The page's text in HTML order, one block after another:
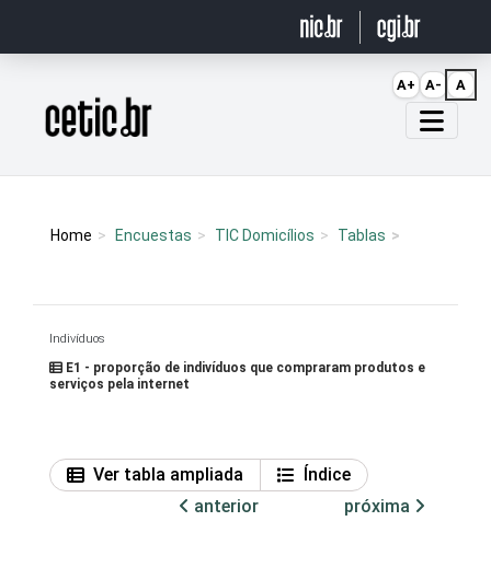
Página inicial
Home Encuestas TIC Domicílios Tablas
Indivíduos
E1 - proporção de indivíduos que compraram produtos e
serviços pela internet
Ver tabla ampliada
Índice
anterior
próxima
A+ A- A